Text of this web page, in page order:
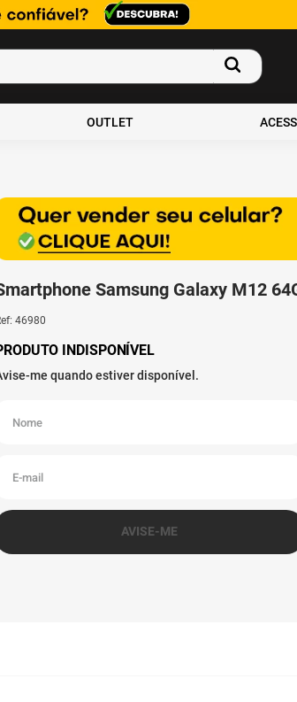
OUTLET
Samsung Galaxy M12
: 46980